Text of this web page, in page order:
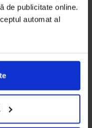
de publicitate online.
automat al